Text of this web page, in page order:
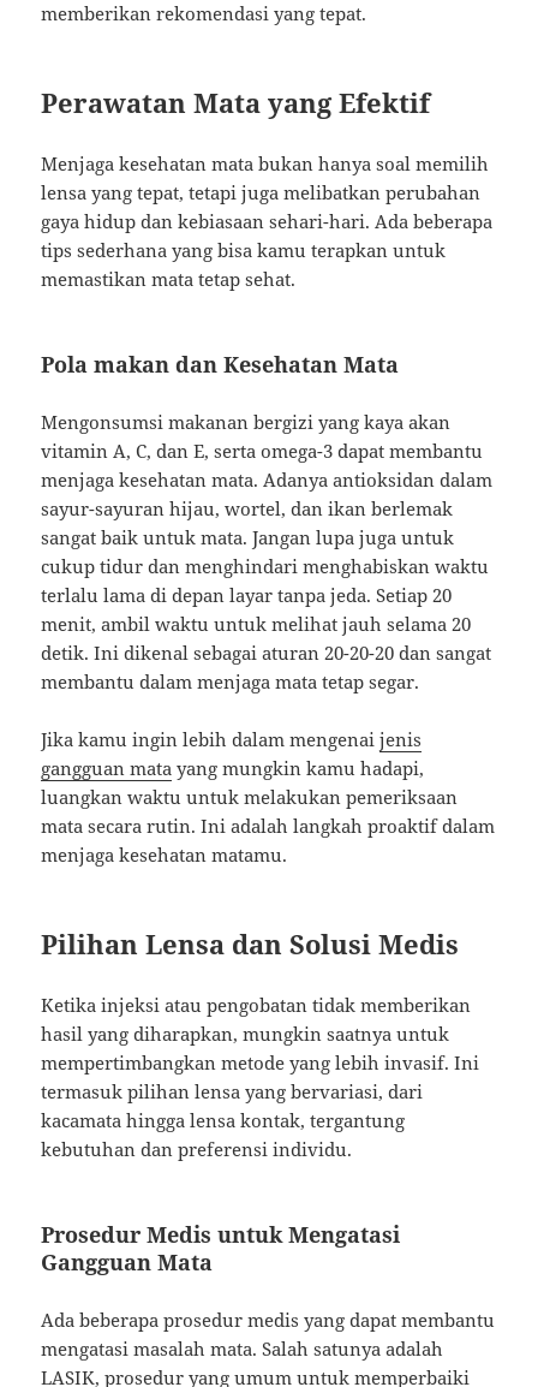
memberikan rekomendasi yang tepat.
Perawatan Mata yang Efektif
Menjaga kesehatan mata bukan hanya soal memilih
lensa yang tepat, tetapi juga melibatkan perubahan
gaya hidup dan kebiasaan sehari-hari. Ada beberapa
tips sederhana yang bisa kamu terapkan untuk
memastikan mata tetap sehat.
Pola makan dan Kesehatan Mata
Mengonsumsi makanan bergizi yang kaya akan
vitamin A, C, dan E, serta omega-3 dapat membantu
menjaga kesehatan mata. Adanya antioksidan dalam
sayur-sayuran hijau, wortel, dan ikan berlemak
sangat baik untuk mata. Jangan lupa juga untuk
cukup tidur dan menghindari menghabiskan waktu
terlalu lama di depan layar tanpa jeda. Setiap 20
menit, ambil waktu untuk melihat jauh selama 20
detik. Ini dikenal sebagai aturan 20-20-20 dan sangat
membantu dalam menjaga mata tetap segar.
Jika kamu ingin lebih dalam mengenaijenis
gangguan mata yang mungkin kamu hadapi,
luangkan waktu untuk melakukan pemeriksaan
mata secara rutin. Ini adalah langkah proaktif dalam
menjaga kesehatan matamu.
Pilihan Lensa dan Solusi Medis
Ketika injeksi atau pengobatan tidak memberikan
hasil yang diharapkan, mungkin saatnya untuk
mempertimbangkan metode yang lebih invasif. Ini
termasuk pilihan lensa yang bervariasi, dari
kacamata hingga lensa kontak, tergantung
kebutuhan dan preferensi individu.
Prosedur Medis untuk Mengatasi
Gangguan Mata
Ada beberapa prosedur medis yang dapat membantu
mengatasi masalah mata. Salah satunya adalah
LASIK, prosedur yang umum untuk memperbaiki